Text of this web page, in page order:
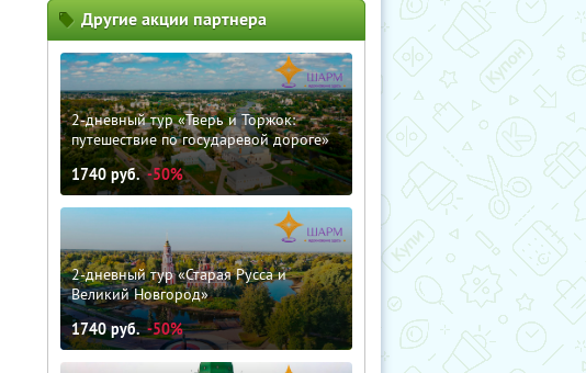
Другие акции партнера
2-дневный тур «Тверь и Торжок:
путешествие по государевой дороге»
1740руб. -50%
2-дневный тур «Старая Русса и
Великий Новгород»
1740руб. -50%